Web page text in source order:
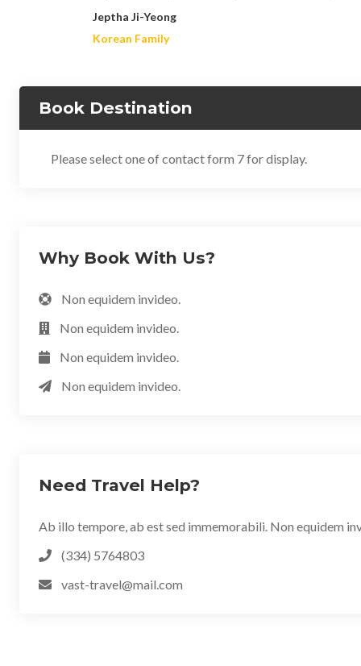
Jeptha Ji-Yeong
Korean Family
Book Destination
Please select one of contact form 7 for display.
Why Book With Us?
Non equidem invideo.
Non equidem invideo.
Non equidem invideo.
Non equidem invideo.
Need Travel Help?
Ab illo tempore, ab est sed immemorabili. Non equidem
(334) 5764803
vast-travel@mail.com